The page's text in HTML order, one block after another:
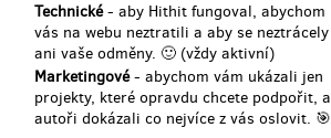
Technické- aby Hithit fungoval, abychom
vás na webu neztratili a aby se neztrácely
ani vaše odměny. 🙂 (vždy aktivní)
Marketingové- abychom vám ukázali jen
projekty, které opravdu chcete podpořit, a
autoři dokázali co nejvíce z vás oslovit. 🎯
Najdete nás na